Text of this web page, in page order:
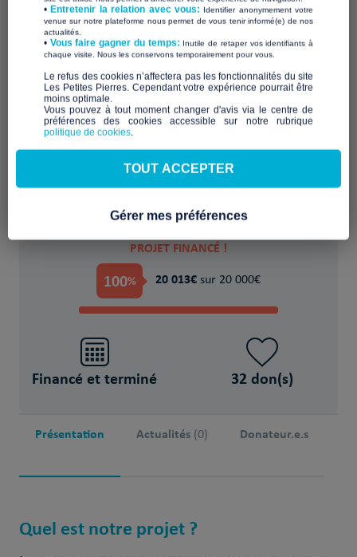
Bâtir, financer, équiper, un logement
pérenne pour se reconstruire
POUR
PROJET FINANCÉ !
100% 20 013€ sur 20 000€
Financé et terminé 32 don(s)
Présentation Actualités (0) Donateur.e.s
Quel est notre projet ?
•Entretenir la relation avec vous: Identifier anonymement votre
venue sur notre plateforme nous permet de vous tenir informé(e) de nos
actualités.
​• Vous faire gagner du temps: Inutile de retaper vos identifiants à
chaque visite. Nous les conservons temporairement pour vous.
​Le refus des cookies n’affectera pas les fonctionnalités du site
Les Petites Pierres. Cependant votre expérience pourrait être
moins optimale.​
Vous pouvez à tout moment changer d'avis via le centre de
préférences des cookies accessible sur notre rubrique
politique de cookies.
TOUT ACCEPTER
Gérer mes préférences